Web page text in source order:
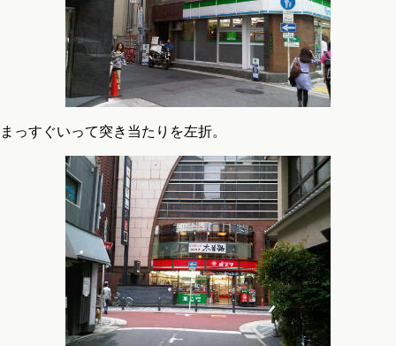
まっすぐいって突き当たりを左折。